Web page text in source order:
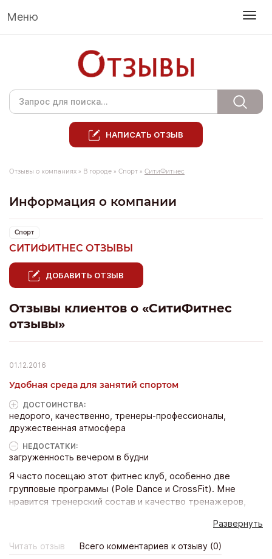
Меню
НАПИСАТЬ ОТЗЫВ
Отзывы о компаниях » В городе » Спорт » СитиФитнес
Информация о компании
Спорт
СИТИФИТНЕС ОТЗЫВЫ
ДОБАВИТЬ ОТЗЫВ
Отзывы клиентов о «СитиФитнес
отзывы»
01.12.2016
Удобная среда для занятий спортом
ДОСТОИНCТВА:
недорого, качественно, тренеры-профессионалы,
дружественная атмосфера
НЕДОСТАТКИ:
загруженность вечером в будни
Я часто посещаю этот фитнес клуб, особенно две
групповые программы (Pole Dance и CrossFit). Мне
нравится тренерский состав и качество тренажеров,
ведет свои странички в соцсетях, они любят устраивать
конкурсы, от этого занятия в фитнес клубе становятся
веселее, чувствуешь себя частью большой команды.)
Развернуть
Читать отзыв Всего комментариев к отзыву (0)